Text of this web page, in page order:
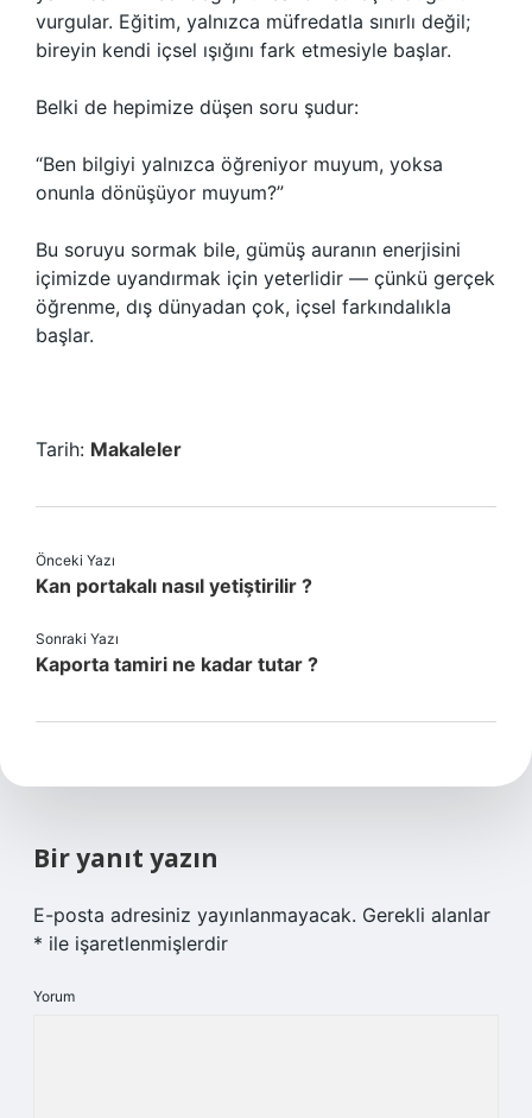
vurgular. Eğitim, yalnızca müfredatla sınırlı değil;
bireyin kendi içsel ışığını fark etmesiyle başlar.
Belki de hepimize düşen soru şudur:
“Ben bilgiyi yalnızca öğreniyor muyum, yoksa
onunla dönüşüyor muyum?”
Bu soruyu sormak bile, gümüş auranın enerjisini
içimizde uyandırmak için yeterlidir — çünkü gerçek
öğrenme, dış dünyadan çok, içsel farkındalıkla
başlar.
Tarih: Makaleler
Önceki Yazı
Kan portakalı nasıl yetiştirilir ?
Sonraki Yazı
Kaporta tamiri ne kadar tutar ?
Bir yanıt yazın
E-posta adresiniz yayınlanmayacak. Gerekli alanlar
* ile işaretlenmişlerdir
Yorum